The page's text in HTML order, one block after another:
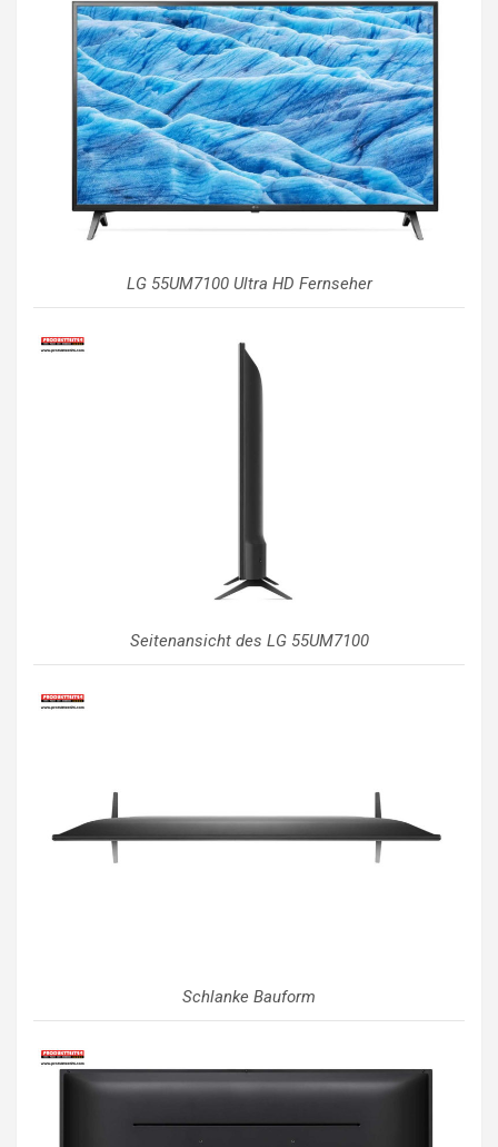
LG 55UM7100 Ultra HD Fernseher
Seitenansicht des LG 55UM7100
Schlanke Bauform